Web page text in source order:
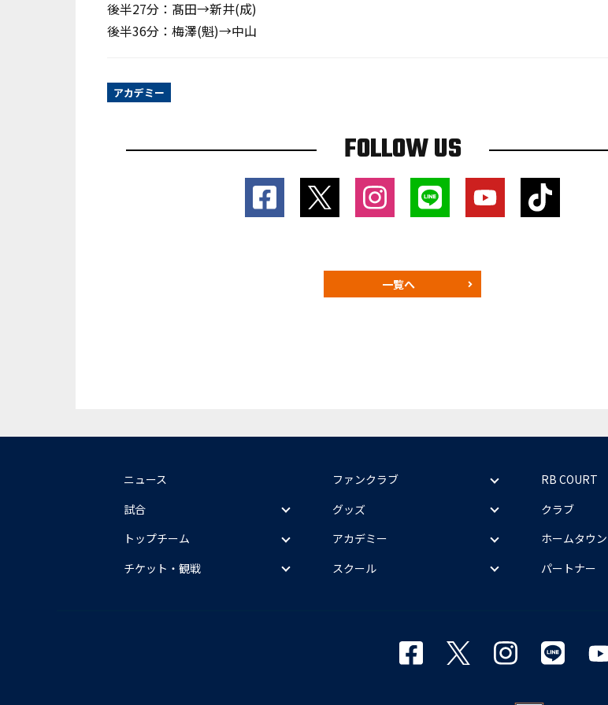
後半27分：髙田→新井(成)
後半36分：梅澤(魁)→中山
アカデミー
FOLLOW US
一覧へ
ニュース
試合
トップチーム
チケット・観戦
ファンクラブ
グッズ
アカデミー
スクール
RB COURT
クラブ
ホームタウン
パートナー